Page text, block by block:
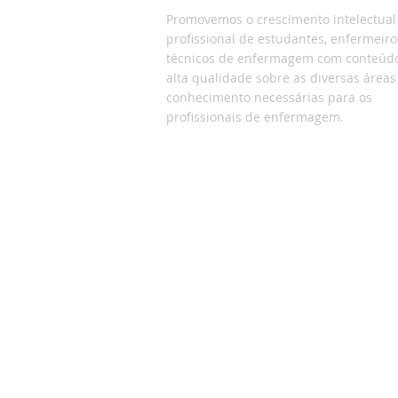
Promovemos o crescimento intelectual
profissional de estudantes,
técnicos de enfermagem com
alta qualidade sobre as diversas
conhecimento necessárias para os
profissionais de enfermagem.